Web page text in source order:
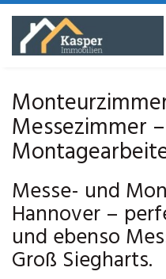
Skip
main
Messezimmer
Messe- und
Hannover –
und ebenso
Groß Siegharts.